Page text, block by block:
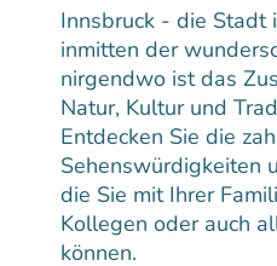
Innsbruck - die Stadt
inmitten der
nirgendwo ist das
Natur, Kultur und
Entdecken Sie die
Sehenswürdigkeiten
die Sie mit Ihrer
Kollegen oder auch
können.